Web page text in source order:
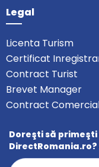
Legal
Licenta Turism
Certificat
Contract Turist
Brevet Manager
Contract
Doreşti să